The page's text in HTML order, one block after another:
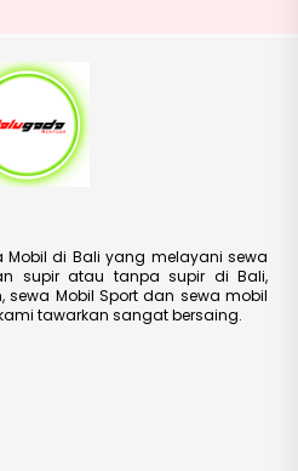
di Bali yang melayani sewa
supir atau tanpa supir di Bali,
sewa Mobil Sport dan sewa mobil
tawarkan sangat bersaing.